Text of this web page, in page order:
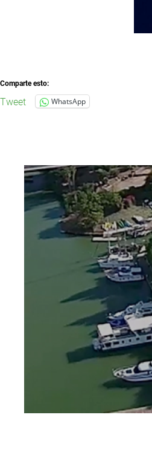
Comparte esto:
Tweet WhatsApp